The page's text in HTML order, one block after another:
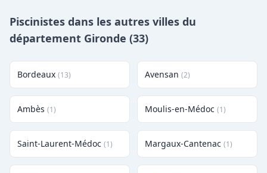
Piscinistes dans les autres villes du
département Gironde (33)
Bordeaux (13) Avensan (2)
Ambès (1) Moulis-en-Médoc (1)
Saint-Laurent-Médoc (1) Margaux-Cantenac (1)